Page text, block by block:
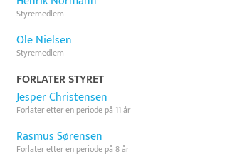
Styremedlem
Ole Nielsen
Styremedlem
FORLATER STYRET
Jesper Christensen
Forlater etter en periode på 11 år
Rasmus Sørensen
Forlater etter en periode på 8 år